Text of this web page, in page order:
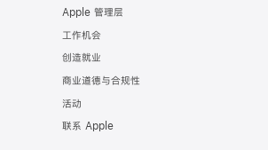
Apple 管理层
工作机会
创造就业
商业道德与合规性
活动
联系 Apple